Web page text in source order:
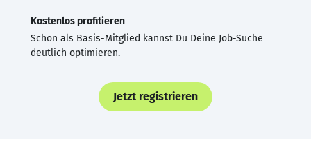
Kostenlos profitieren
Schon als Basis-Mitglied kannst Du Deine Job-Suche
deutlich optimieren.
Jetzt registrieren